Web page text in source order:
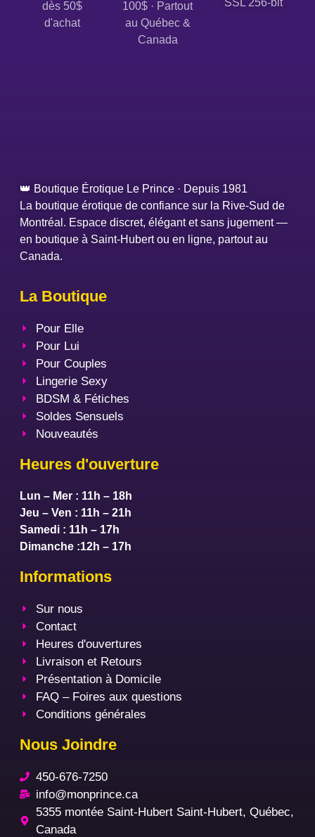
dès 50$
d'achat
100$ · Partout
au Québec &
Canada
👑 Boutique Érotique Le Prince · Depuis 1981
La boutique érotique de confiance sur la Rive-Sud de
Montréal. Espace discret, élégant et sans jugement —
en boutique à Saint-Hubert ou en ligne, partout au
Canada.
La Boutique
Pour Elle
Pour Lui
Pour Couples
Lingerie Sexy
BDSM & Fétiches
Soldes Sensuels
Nouveautés
Heures d'ouverture
Lun – Mer : 11h – 18h
Jeu – Ven : 11h – 21h
Samedi : 11h – 17h
Dimanche :12h – 17h
Informations
Sur nous
Contact
Heures d'ouvertures
Livraison et Retours
Présentation à Domicile
FAQ – Foires aux questions
Conditions générales
Nous Joindre
450-676-7250
info@monprince.ca
5355 montée Saint-Hubert Saint-Hubert, Québec,
Canada